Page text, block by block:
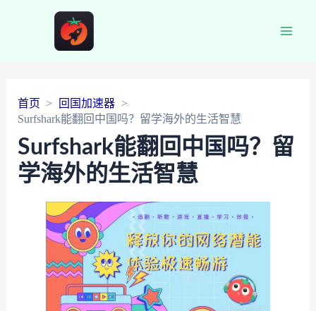
首页
回国加速器
Surfshark能翻回中国吗？留学海外的生活智慧
Surfshark能翻回中国吗？留
学海外的生活智慧